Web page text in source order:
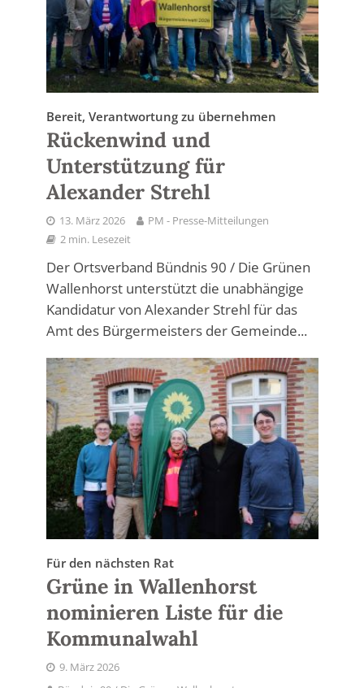
Bereit, Verantwortung zu übernehmen
Rückenwind und
Unterstützung für
Alexander Strehl
13. März 2026
PM - Presse-Mitteilungen
2 min. Lesezeit
Der Ortsverband Bündnis 90 / Die Grünen
Wallenhorst unterstützt die unabhängige
Kandidatur von Alexander Strehl für das
Amt des Bürgermeisters der Gemeinde...
Für den nächsten Rat
Grüne in Wallenhorst
nominieren Liste für die
Kommunalwahl
9. März 2026